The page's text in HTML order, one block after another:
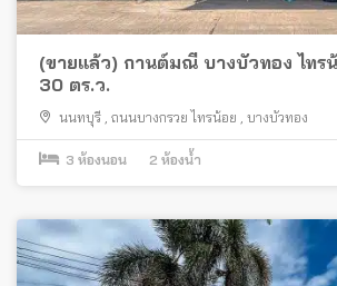
(ขายแล้ว) กานต์มณี บางบัวทอง ไทร
30 ตร.ว.
นนทบุรี , ถนนบางกรวย ไทรน้อย , บางบัวทอง
3 ห้องนอน 2 ห้องน้ำ